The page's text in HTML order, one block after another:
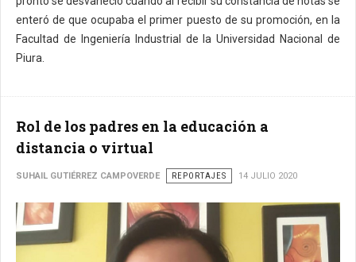
enteró de que ocupaba el primer puesto de su promoción, en la
Facultad de Ingeniería Industrial de la Universidad Nacional de
Piura.
Rol de los padres en la educación a
distancia o virtual
SUHAIL GUTIÉRREZ CAMPOVERDE REPORTAJES 14 JULIO 2020